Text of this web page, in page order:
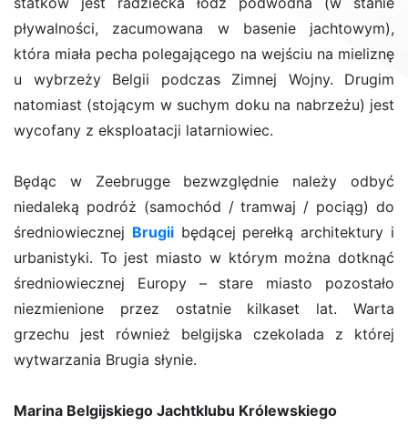
pływalności, zacumowana w basenie jachtowym),
która miała pecha polegającego na wejściu na mieliznę
u wybrzeży Belgii podczas Zimnej Wojny. Drugim
natomiast (stojącym w suchym doku na nabrzeżu) jest
wycofany z eksploatacji latarniowiec.
Będąc w Zeebrugge bezwzględnie należy odbyć
niedaleką podróż (samochód / tramwaj / pociąg) do
średniowiecznej Brugiibędącej perełką architektury i
urbanistyki. To jest miasto w którym można dotknąć
średniowiecznej Europy – stare miasto pozostało
niezmienione przez ostatnie kilkaset lat. Warta
grzechu jest również belgijska czekolada z której
wytwarzania Brugia słynie.
Marina Belgijskiego Jachtklubu Królewskiego